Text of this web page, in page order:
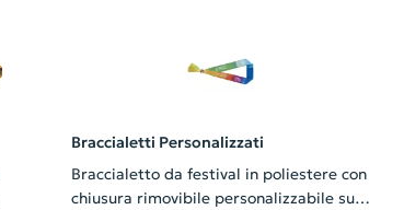
Braccialetti Personalizzati
Braccialetto da festival in poliestere con
chiusura rimovibile personalizzabile su